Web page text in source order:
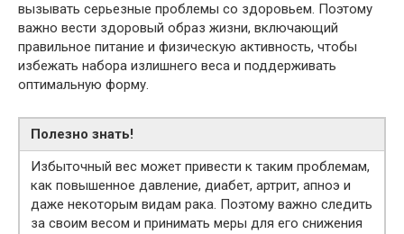
вызывать серьезные проблемы со здоровьем. Поэтому
важно вести здоровый образ жизни, включающий
правильное питание и физическую активность, чтобы
избежать набора излишнего веса и поддерживать
оптимальную форму.
Полезно знать!
Избыточный вес может привести к таким проблемам,
как повышенное давление, диабет, артрит, апноэ и
даже некоторым видам рака. Поэтому важно следить
за своим весом и принимать меры для его снижения